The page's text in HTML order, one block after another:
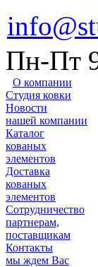
Пн-Пт
О компании
Студия ковки
Новости
нашей компании
Каталог
кованых
элементов
Доставка
кованых
элементов
Сотрудничество
партнерам,
поставщикам
Контакты
мы ждем Вас